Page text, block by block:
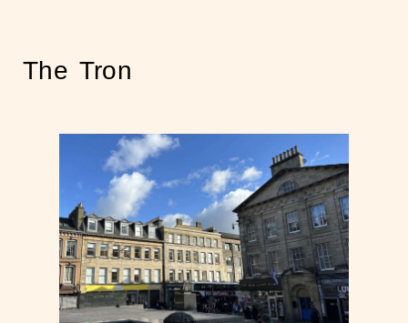
The Tron